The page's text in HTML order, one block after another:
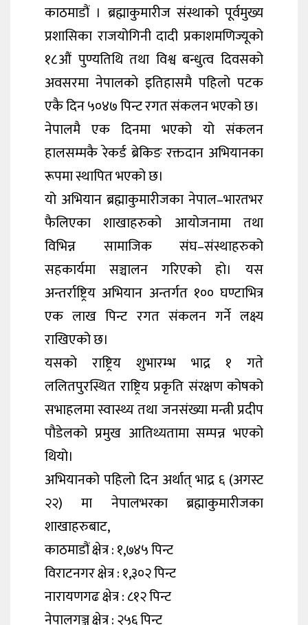
काठमाडौं । ब्रह्माकुमारीज संस्थाको पूर्वमुख्य
प्रशासिका राजयोगिनी दादी प्रकाशमणिज्यूको
१८औं पुण्यतिथि तथा विश्व बन्धुत्व दिवसको
अवसरमा नेपालकाे इतिहासमै पहिलो पटक
एकै दिन ५०४७ पिन्ट रगत संकलन भएको छ।
नेपालमै एक दिनमा भएको यो संकलन
हालसम्मकै रेकर्ड ब्रेकिङ रक्तदान अभियानका
रूपमा स्थापित भएको छ।
यो अभियान ब्रह्माकुमारीजका नेपाल–भारतभर
फैलिएका शाखाहरुको आयोजनामा तथा
विभिन्न सामाजिक संघ–संस्थाहरुको
सहकार्यमा सञ्चालन गरिएको हो। यस
अन्तर्राष्ट्रिय अभियान अन्तर्गत १०० घण्टाभित्र
एक लाख पिन्ट रगत संकलन गर्ने लक्ष्य
राखिएको छ।
यसको राष्ट्रिय शुभारम्भ भाद्र १ गते
ललितपुरस्थित राष्ट्रिय प्रकृति संरक्षण कोषको
सभाहलमा स्वास्थ्य तथा जनसंख्या मन्त्री प्रदीप
पौडेलको प्रमुख आतिथ्यतामा सम्पन्न भएको
थियो।
अभियानको पहिलो दिन अर्थात् भाद्र ६ (अगस्ट
२२) मा नेपालभरका ब्रह्माकुमारीजका
शाखाहरुबाट,
काठमाडौं क्षेत्र : १,७४५ पिन्ट
विराटनगर क्षेत्र : १,३०२ पिन्ट
नारायणगढ क्षेत्र : ८१२ पिन्ट
नेपालगञ्ज क्षेत्र : २५६ पिन्ट